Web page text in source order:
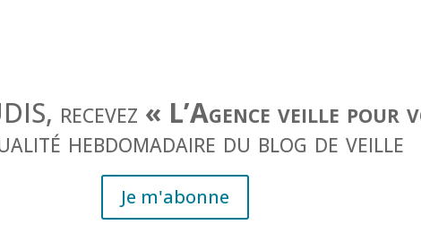
recevez « L’Agence veille pour
hebdomadaire du blog de veille
Je m'abonne